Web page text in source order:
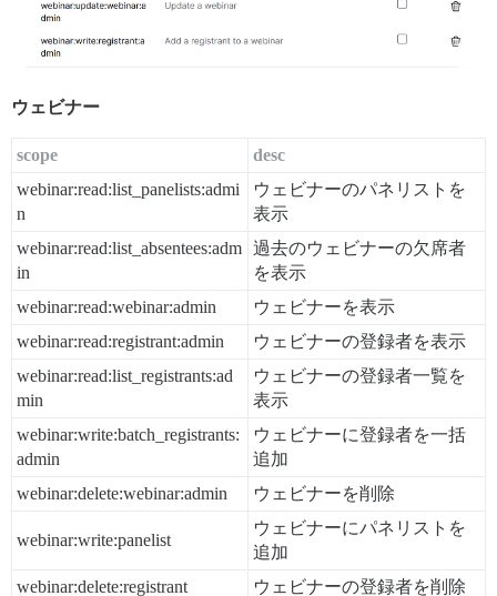
ウェビナー
scope
desc
webinar:read:list_panelists:admi
n
ウェビナーのパネリストを
表示
webinar:read:list_absentees:adm
in
過去のウェビナーの欠席者
を表示
webinar:read:webinar:admin
ウェビナーを表示
webinar:read:registrant:admin
ウェビナーの登録者を表示
webinar:read:list_registrants:ad
min
ウェビナーの登録者一覧を
表示
webinar:write:batch_registrants:
admin
ウェビナーに登録者を一括
追加
webinar:delete:webinar:admin
ウェビナーを削除
webinar:write:panelist
ウェビナーにパネリストを
追加
webinar:delete:registrant
ウェビナーの登録者を削除